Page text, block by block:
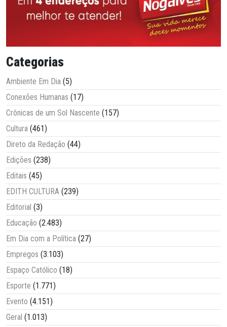
Categorias
Ambiente Em Dia (5)
Conexões Humanas (17)
Crônicas de um Sol Nascente (157)
Cultura (461)
Direto da Redação (44)
Edições (238)
Editais (45)
EDITH CULTURA (239)
Editorial (3)
Educação (2.483)
Em Dia com a Política (27)
Empregos (3.103)
Espaço Católico (18)
Esporte (1.771)
Evento (4.151)
Geral (1.013)